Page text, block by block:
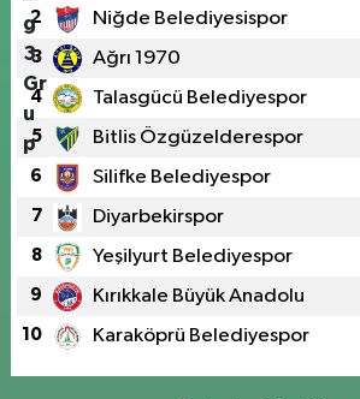
2 Niğde Belediyesispor
3 Ağrı 1970
4 Talasgücü Belediyespor
5 Bitlis Özgüzelderespor
6 Silifke Belediyespor
7 Diyarbekirspor
8 Yeşilyurt Belediyespor
9 Kırıkkale Büyük Anadolu
10 Karaköprü Belediyespor